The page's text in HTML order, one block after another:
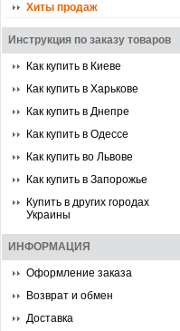
Хиты продаж
Инструкция по заказу товаров
Как купить в Киеве
Как купить в Харькове
Как купить в Днепре
Как купить в Одессе
Как купить во Львове
Как купить в Запорожье
Купить в других городах
Украины
ИНФОРМАЦИЯ
Оформление заказа
Возврат и обмен
Доставка